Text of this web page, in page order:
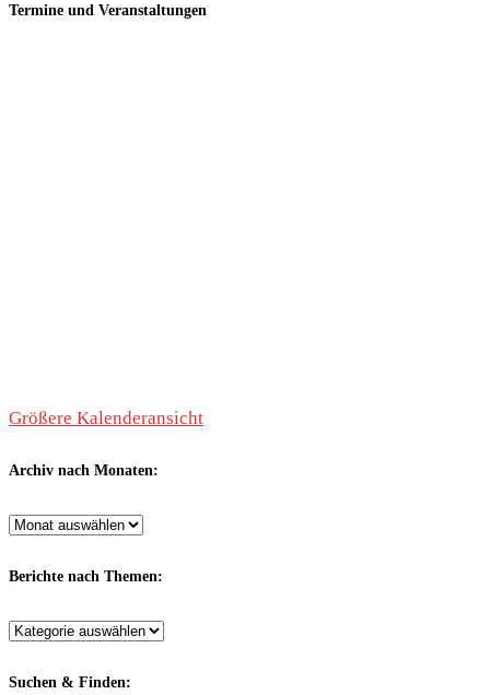
Termine und Veranstaltungen
Größere Kalenderansicht
Archiv nach Monaten:
Archiv
Monaten:
Berichte nach Themen:
Berichte
Themen:
Suchen & Finden: